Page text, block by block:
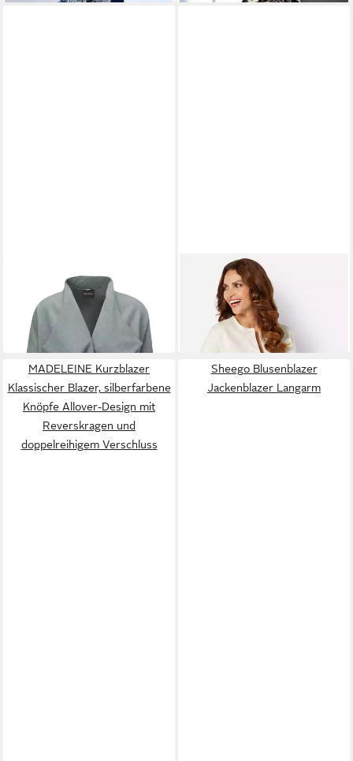
MADELEINEKurzblazer
Blazer mit Fledermausärmeln
94,04 €
UVP194,99 €
-52%
Blusenblazer
Blusenblazer Langarm
59,99 €
MADELEINE Kurzblazer
Klassischer Blazer, silberfarbene
Knöpfe Allover-Design mit
Reverskragen und
doppelreihigem Verschluss
Sheego Blusenblazer
Jackenblazer Langarm